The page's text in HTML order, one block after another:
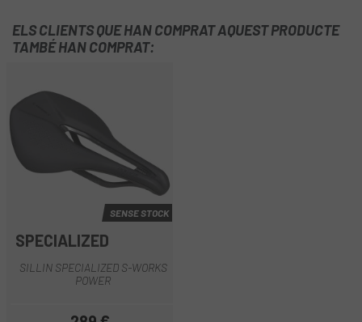
ELS CLIENTS QUE HAN COMPRAT AQUEST PRODUCTE
TAMBÉ HAN COMPRAT:
SENSE STOCK
SPECIALIZED
SILLIN SPECIALIZED S-WORKS
POWER